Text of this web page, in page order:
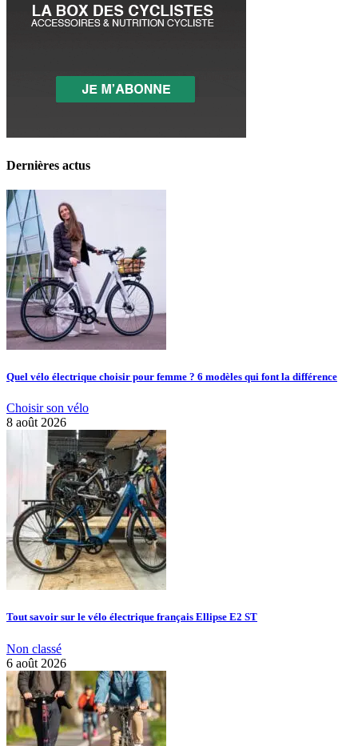
Dernières actus
Quel vélo électrique choisir pour femme ? 6 modèles qui font la différence
Choisir son vélo
8 août 2026
Tout savoir sur le vélo électrique français Ellipse E2 ST
Non classé
6 août 2026